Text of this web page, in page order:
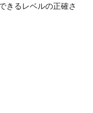
きるレベルの正確さ